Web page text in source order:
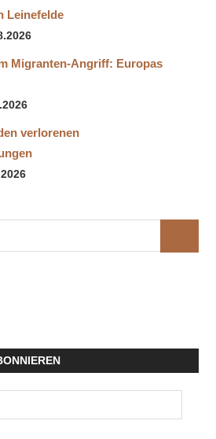
Leinefelde
Migranten-Angriff: Europas
verlorenen